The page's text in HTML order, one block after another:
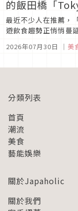
的飯田橋「
最近不少人在推薦，
遊飲食趨勢正悄悄蔓
2026年07月30日 ｜ 美
分類列表
首頁
潮流
美食
藝能娛樂
關於Japaholic
關於我們